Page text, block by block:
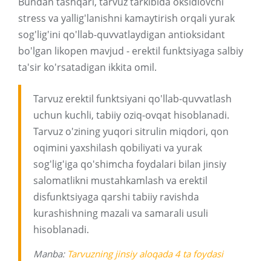
stress va yallig'lanishni kamaytirish orqali yurak
sog'lig'ini qo'llab-quvvatlaydigan antioksidant
bo'lgan likopen mavjud - erektil funktsiyaga salbiy
ta'sir ko'rsatadigan ikkita omil.
Tarvuz erektil funktsiyani qo'llab-quvvatlash
uchun kuchli, tabiiy oziq-ovqat hisoblanadi.
Tarvuz o'zining yuqori sitrulin miqdori, qon
oqimini yaxshilash qobiliyati va yurak
sog'lig'iga qo'shimcha foydalari bilan jinsiy
salomatlikni mustahkamlash va erektil
disfunktsiyaga qarshi tabiiy ravishda
kurashishning mazali va samarali usuli
hisoblanadi.
Manba: Tarvuzning jinsiy aloqada 4 ta foydasi